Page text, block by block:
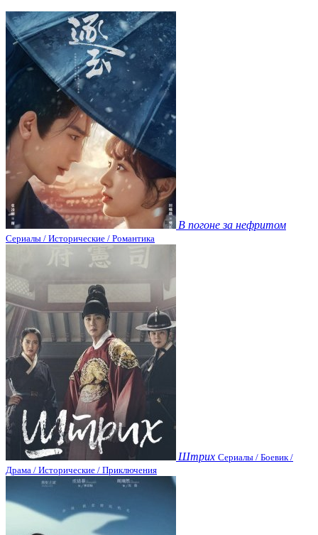
В погоне за нефритом
Сериалы / Исторические / Романтика
Штрих Сериалы / Боевик /
Драма / Исторические / Приключения